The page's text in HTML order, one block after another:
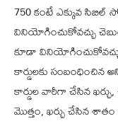
750 కంటే ఎక్కువ సిబిల్
వినియోగించుకోవ‌చ్చు
కూడా
కార్డులకు సంబంధించిన
కార్డుల వారీగా చేసిన
మొత్తం, ఖ‌ర్చు చేసిన శాతం